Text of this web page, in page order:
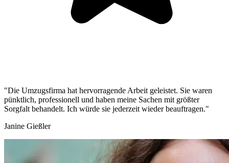
"Die Umzugsfirma hat hervorragende Arbeit geleistet. Sie waren
pünktlich, professionell und haben meine Sachen mit größter
Sorgfalt behandelt. Ich würde sie jederzeit wieder beauftragen."
Janine Gießler